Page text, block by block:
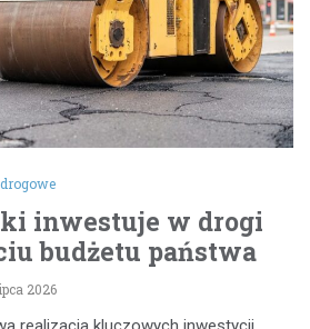
inwestuje w drogi
budżetu państwa
2026